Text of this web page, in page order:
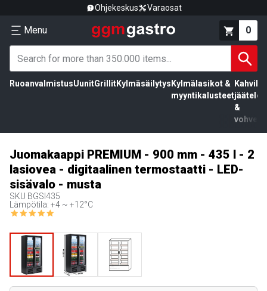
Ohjekeskus Varaosat
Menu 0
RuoanvalmistusUunitGrillitKylmäsäilytys Kylmälasikot &
myyntikalusteet
Kahvila,
jäätelö
&
vohvelit
Juomakaappi PREMIUM - 900 mm - 435 l - 2
lasiovea - digitaalinen termostaatti - LED-
sisävalo - musta
SKU BGSI435
Lämpötila: +4 ~ +12°C